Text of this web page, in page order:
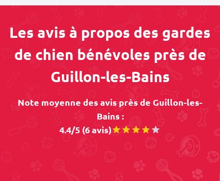
Les avis à propos des gardes
de chien bénévoles près de
Guillon-les-Bains
Note moyenne des avis près de Guillon-les-
Bains :
4.4/5 (6 avis)